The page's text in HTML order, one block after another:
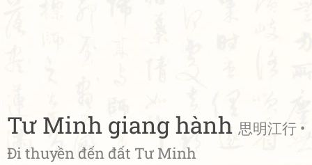
Tư Minh giang hành 思明江行 •
Đi thuyền đến đất Tư Minh